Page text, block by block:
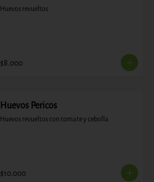
Huevos revueltos
$8.000
Huevos Pericos
Huevos revueltos con tomate y cebolla
$10.000